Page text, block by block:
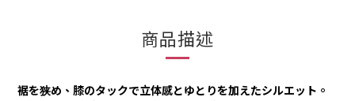
商品描述
裾を狭め、膝のタックで立体感とゆとりを加えたシルエット。